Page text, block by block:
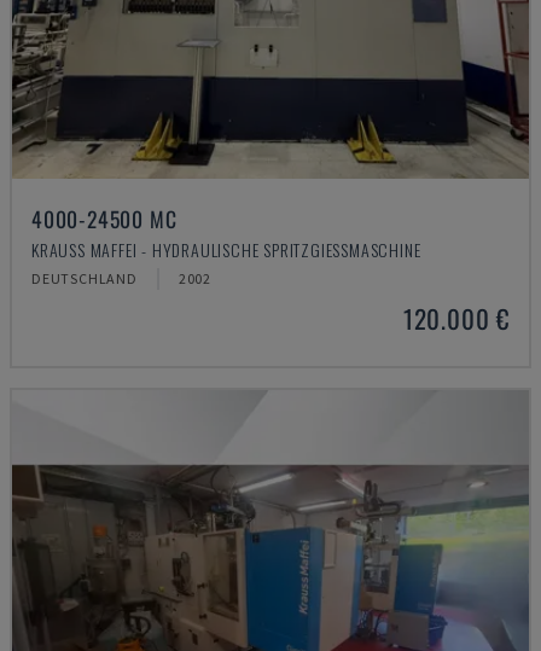
4000-24500 MC
KRAUSS MAFFEI - HYDRAULISCHE SPRITZGIESSMASCHINE
DEUTSCHLAND 2002
120.000 €